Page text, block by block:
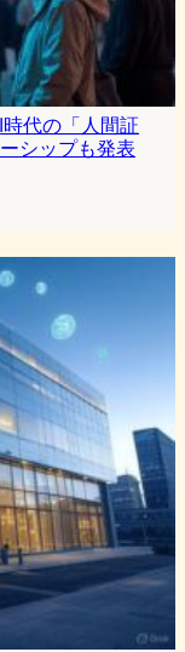
代の「人間証
シップも発表